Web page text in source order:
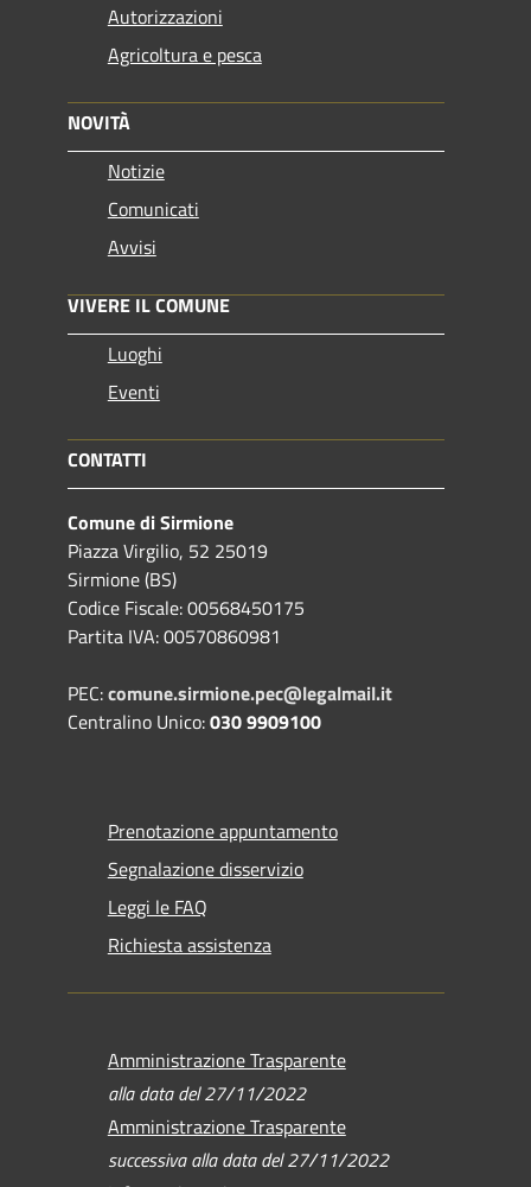
Autorizzazioni
Agricoltura e pesca
NOVITÀ
Notizie
Comunicati
Avvisi
VIVERE IL COMUNE
Luoghi
Eventi
CONTATTI
Comune di Sirmione
Piazza Virgilio, 52 25019
Sirmione (BS)
Codice Fiscale: 00568450175
Partita IVA: 00570860981
PEC:comune.sirmione.pec@legalmail.it
Centralino Unico:030 9909100
Prenotazione appuntamento
Segnalazione disservizio
Leggi le FAQ
Richiesta assistenza
Amministrazione Trasparente
alla data del 27/11/2022
Amministrazione Trasparente
successiva alla data del 27/11/2022